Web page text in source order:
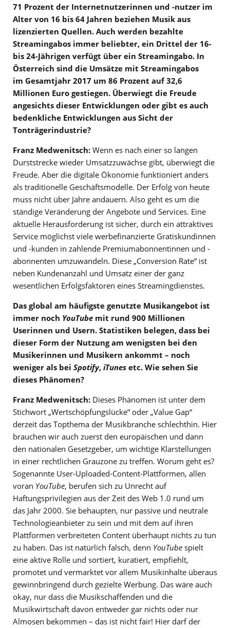
71 Prozent der Internetnutzerinnen und -nutzer im
Alter von 16 bis 64 Jahren beziehen Musik aus
lizenzierten Quellen. Auch werden bezahlte
Streamingabos immer beliebter, ein Drittel der 16-
bis 24-Jährigen verfügt über ein Streamingabo. In
Österreich sind die Umsätze mit Streamingabos
im Gesamtjahr 2017 um 86 Prozent auf 32,6
Millionen Euro gestiegen. Überwiegt die Freude
angesichts dieser Entwicklungen oder gibt es auch
bedenkliche Entwicklungen aus Sicht der
Tonträgerindustrie?
Franz Medwenitsch: Wenn es nach einer so langen
Durststrecke wieder Umsatzzuwächse gibt, überwiegt die
Freude. Aber die digitale Ökonomie funktioniert anders
als traditionelle Geschäftsmodelle. Der Erfolg von heute
muss nicht über Jahre andauern. Also geht es um die
ständige Veränderung der Angebote und Services. Eine
aktuelle Herausforderung ist sicher, durch ein attraktives
Service möglichst viele werbefinanzierte Gratiskundinnen
und -kunden in zahlende Premiumabonnentinnen und -
abonnenten umzuwandeln. Diese „Conversion Rate“ ist
neben Kundenanzahl und Umsatz einer der ganz
wesentlichen Erfolgsfaktoren eines Streamingdienstes.
Das global am häufigste genutzte Musikangebot ist
immer noch YouTube mit rund 900 Millionen
Userinnen und Usern. Statistiken belegen, dass bei
dieser Form der Nutzung am wenigsten bei den
Musikerinnen und Musikern ankommt – noch
weniger als bei Spotify, iTunes etc. Wie sehen Sie
dieses Phänomen?
Franz Medwenitsch: Dieses Phänomen ist unter dem
Stichwort „Wertschöpfungslücke“ oder „Value Gap“
derzeit das Topthema der Musikbranche schlechthin. Hier
brauchen wir auch zuerst den europäischen und dann
den nationalen Gesetzgeber, um wichtige Klarstellungen
in einer rechtlichen Grauzone zu treffen. Worum geht es?
Sogenannte User-Uploaded-Content-Plattformen, allen
voran YouTube, berufen sich zu Unrecht auf
Haftungsprivilegien aus der Zeit des Web 1.0 rund um
das Jahr 2000. Sie behaupten, nur passive und neutrale
Technologieanbieter zu sein und mit dem auf ihren
Plattformen verbreiteten Content überhaupt nichts zu tun
zu haben. Das ist natürlich falsch, denn YouTube spielt
eine aktive Rolle und sortiert, kuratiert, empfiehlt,
promotet und vermarktet vor allem Musikinhalte überaus
gewinnbringend durch gezielte Werbung. Das wäre auch
okay, nur dass die Musikschaffenden und die
Musikwirtschaft davon entweder gar nichts oder nur
Almosen bekommen – das ist nicht fair! Hier darf der